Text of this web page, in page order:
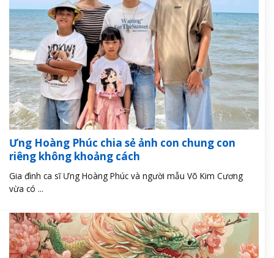
Ưng Hoàng Phúc chia sẻ ảnh con chung con
riêng không khoảng cách
Gia đình ca sĩ Ưng Hoàng Phúc và người mẫu Võ Kim Cương
vừa có ...